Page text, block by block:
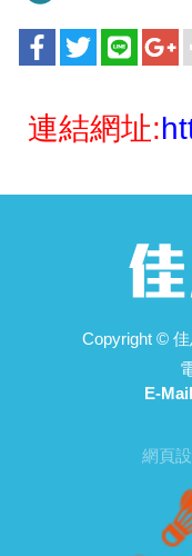
連結網址:
Copyright ©
E-Mail
網頁